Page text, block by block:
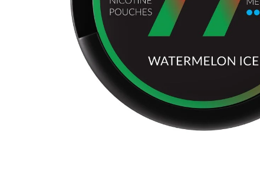
VENIX PRO CAPPUCINO-X
79 Kč
Původně: